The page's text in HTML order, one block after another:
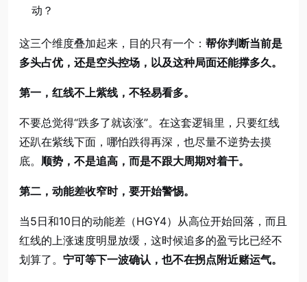
动？
这三个维度叠加起来，目的只有一个： 帮你判断当前是
多头占优，还是空头控场，以及这种局面还能撑多久。
第一，红线不上紫线，不轻易看多。
不要总觉得“跌多了就该涨”。在这套逻辑里，只要红线
还趴在紫线下面，哪怕跌得再深，也尽量不逆势去摸
底。 顺势，不是追高，而是不跟大周期对着干。
第二，动能差收窄时，要开始警惕。
当5日和10日的动能差（HGY4）从高位开始回落，而且
红线的上涨速度明显放缓，这时候追多的盈亏比已经不
划算了。 宁可等下一波确认，也不在拐点附近赌运气。